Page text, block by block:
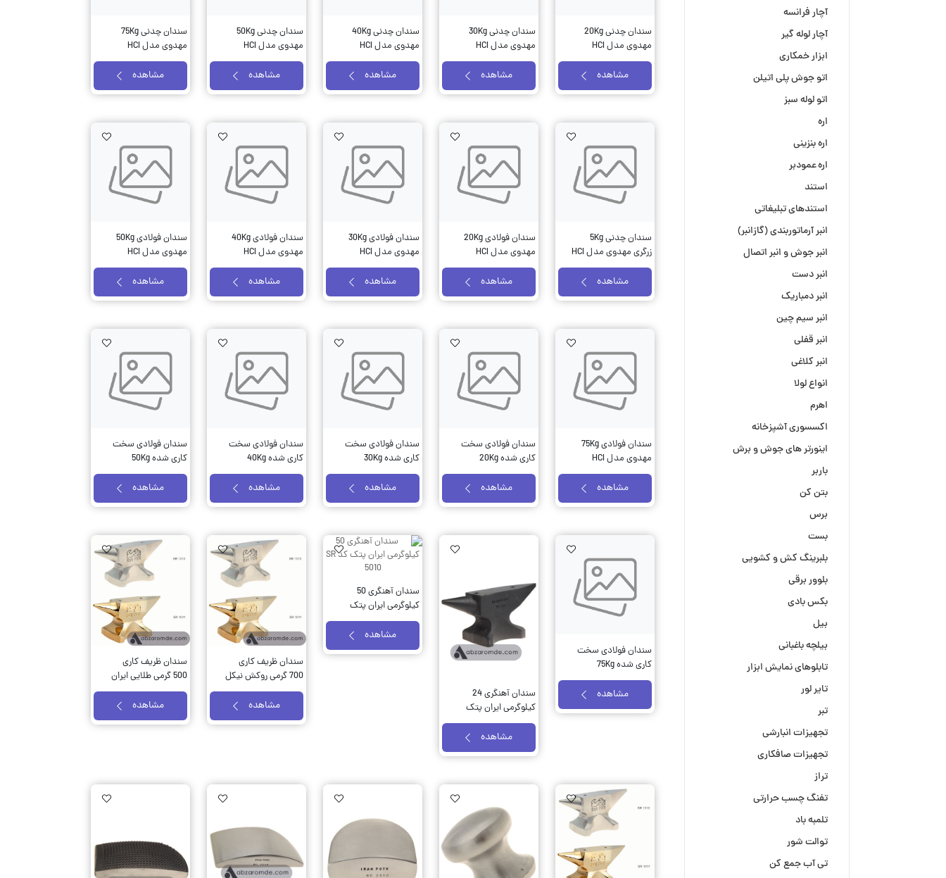
سندان چدنی 20Kg
مهدوی مدل HCI
مشاهده
سندان چدنی 30Kg
مهدوی مدل HCI
مشاهده
سندان چدنی 40Kg
مهدوی مدل HCI
مشاهده
سندان چدنی 50Kg
مهدوی مدل HCI
مشاهده
سندان چدنی 75Kg
مهدوی مدل HCI
مشاهده
AddToWishlist
سندان چدنی 5Kg
زرگری مهدوی مدل HCI
مشاهده
AddToWishlist
سندان فولادی 20Kg
مهدوی مدل HCI
مشاهده
AddToWishlist
سندان فولادی 30Kg
مهدوی مدل HCI
مشاهده
AddToWishlist
سندان فولادی 40Kg
مهدوی مدل HCI
مشاهده
AddToWishlist
سندان فولادی 50Kg
مهدوی مدل HCI
مشاهده
AddToWishlist
سندان فولادی 75Kg
مهدوی مدل HCI
مشاهده
AddToWishlist
سندان فولادی سخت
کاری شده 20Kg
مهدوی مدل HCI
مشاهده
AddToWishlist
سندان فولادی سخت
کاری شده 30Kg
مهدوی مدل HCI
مشاهده
AddToWishlist
سندان فولادی سخت
کاری شده 40Kg
مهدوی مدل HCI
مشاهده
AddToWishlist
سندان فولادی سخت
کاری شده 50Kg
مهدوی مدل HCI
مشاهده
AddToWishlist
سندان فولادی سخت
کاری شده 75Kg
مهدوی مدل HCI
مشاهده
AddToWishlist
سندان آهنگری 24
کیلوگرمی ایران پتک
کد SR 2410
مشاهده
AddToWishlist
سندان آهنگری 50
کیلوگرمی ایران پتک
کد SR 5010
مشاهده
AddToWishlist
سندان ظریف کاری
700 گرمی روکش نیکل
ایران پتک کد SR 1010
مشاهده
AddToWishlist
سندان ظریف کاری
500 گرمی طلایی ایران
پتک کد SR 1011
مشاهده
AddToWishlist
AddToWishlist
AddToWishlist
AddToWishlist
AddToWishlist
آچار فرانسه
آچار لوله گیر
ابزار خمکاری
اتو جوش پلی اتیلن
اتو لوله سبز
اره
اره بنزینی
اره عمودبر
استند
استندهای تبلیغاتی
انبر آرماتوربندی (گازانبر)
انبر جوش و انبر اتصال
انبر دست
انبر دمباریک
انبر سیم چین
انبر قفلی
انبر کلاغی
انواع لولا
اهرم
اکسسوری آشپزخانه
اینورتر های جوش و برش
باربر
بتن کن
برس
بست
بلبرینگ کش و کشویی
بلوور برقی
بکس بادی
بیل
بیلچه باغبانی
تابلوهای نمایش ابزار
تایر لور
تبر
تجهیزات انبارشی
تجهیزات صافکاری
تراز
تفنگ چسب حرارتی
تلمبه باد
توالت شور
تی آب جمع کن